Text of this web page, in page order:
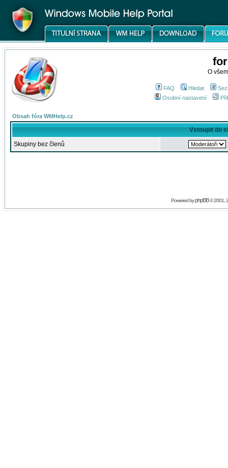
O
FAQ Hledat
Osobní nastavení
Obsah fóra WMHelp.cz
Vstoupit do
Skupiny bez členů
Powered byphpBB© 2001,